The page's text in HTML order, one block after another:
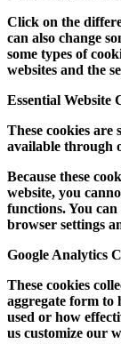
Click on the
can also change
some types of
websites and the
Essential Website
These cookies are
available through
Because these
website, you
functions. You
browser settings
Google Analytics
These cookies
aggregate form to
used or how
us customize our